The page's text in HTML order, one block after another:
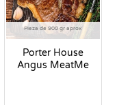
Pieza de 900 gr aprox
Porter House
Angus MeatMe